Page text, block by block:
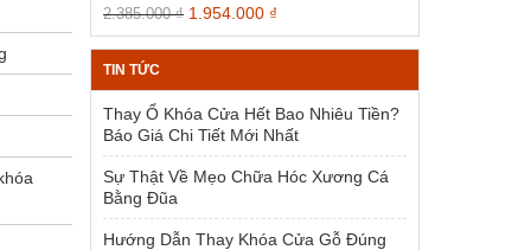
2.385.000₫ Giá
gốc
là:
1.954.000 ₫
hiện
tại
1.954.000 ₫.
TIN TỨC
Thay Ổ Khóa Cửa Hết Bao Nhiêu Tiền?
Báo Giá Chi Tiết Mới Nhất
Sự Thật Về Mẹo Chữa Hóc Xương Cá
Bằng Đũa
Hướng Dẫn Thay Khóa Cửa Gỗ Đúng